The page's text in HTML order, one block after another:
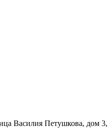
Василия Петушкова, дом 3,